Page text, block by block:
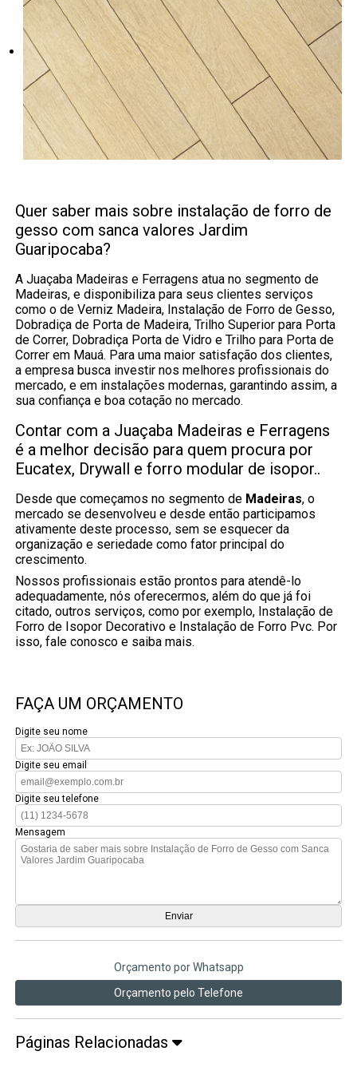
Quer saber mais sobre instalação de forro de
gesso com sanca valores Jardim
Guaripocaba?
A Juaçaba Madeiras e Ferragens atua no segmento de
Madeiras, e disponibiliza para seus clientes serviços
como o de Verniz Madeira, Instalação de Forro de Gesso,
Dobradiça de Porta de Madeira, Trilho Superior para Porta
de Correr, Dobradiça Porta de Vidro e Trilho para Porta de
Correr em Mauá. Para uma maior satisfação dos clientes,
a empresa busca investir nos melhores profissionais do
mercado, e em instalações modernas, garantindo assim, a
sua confiança e boa cotação no mercado.
Contar com a Juaçaba Madeiras e Ferragens
é a melhor decisão para quem procura por
Eucatex, Drywall e forro modular de isopor..
Desde que começamos no segmento de Madeiras, o
mercado se desenvolveu e desde então participamos
ativamente deste processo, sem se esquecer da
organização e seriedade como fator principal do
crescimento.
Nossos profissionais estão prontos para atendê-lo
adequadamente, nós oferecermos, além do que já foi
citado, outros serviços, como por exemplo, Instalação de
Forro de Isopor Decorativo e Instalação de Forro Pvc. Por
isso, fale conosco e saiba mais.
FAÇA UM ORÇAMENTO
Digite seu nome
Digite seu email
Digite seu telefone
Mensagem
Orçamento por Whatsapp
Orçamento pelo Telefone
Páginas Relacionadas